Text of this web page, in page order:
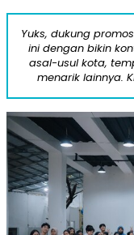
Yuks, dukung
ini dengan bikin
asal-usul kota,
menarik lainnya.